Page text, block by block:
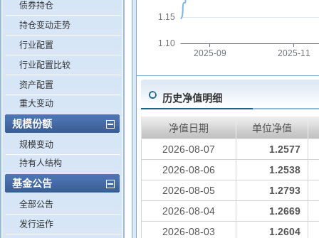
债券持仓
持仓变动走势
行业配置
行业配置比较
资产配置
重大变动
规模份额
规模变动
持有人结构
基金公告
全部公告
发行运作
1.10
1.15
2025-09 2025-11
历史净值明细
净值日期
单位净值
2026-08-07
1.2577
2026-08-06
1.2538
2026-08-05
1.2793
2026-08-04
1.2669
2026-08-03
1.2604